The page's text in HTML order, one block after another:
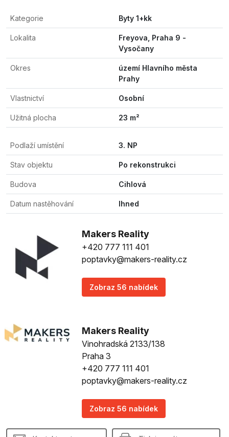
Kategorie Byty 1+kk
Lokalita
Freyova, Praha 9 -
Vysočany
Okres
území Hlavního města
Prahy
Vlastnictví Osobní
Užitná plocha 23 m²
Podlaží umístění 3. NP
Stav objektu Po rekonstrukci
Budova Cihlová
Datum nastěhování Ihned
Makers Reality
+420 777 111 401
poptavky@makers-reality.cz
Zobraz 56 nabídek
Makers Reality
Vinohradská 2133/138
Praha 3
+420 777 111 401
poptavky@makers-reality.cz
Zobraz 56 nabídek